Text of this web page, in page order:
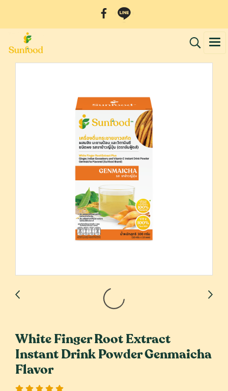
White Finger Root Extract
Instant Drink Powder Genmaicha
Flavor